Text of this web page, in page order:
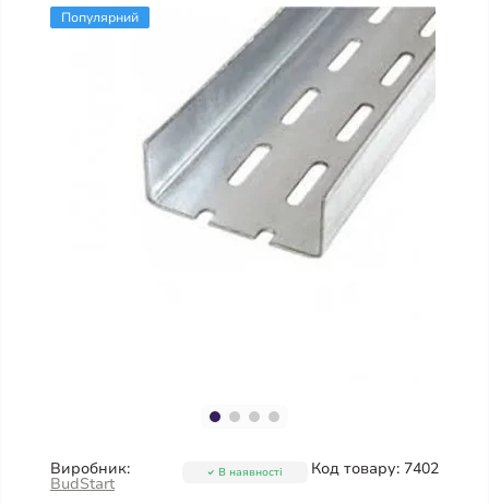
Популярний
Виробник:
BudStart
Код товару: 7402
В наявності